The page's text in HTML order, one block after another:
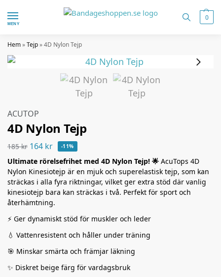
MENY
0
Hem»Tejp»4D Nylon Tejp
ACUTOP
4D Nylon Tejp
185kr 164 kr -11%
Ultimate rörelsefrihet med 4D Nylon Tejp! 🌟 AcuTops 4D
Nylon Kinesiotejp är en mjuk och superelastisk tejp, som kan
sträckas i alla fyra riktningar, vilket ger extra stöd där vanlig
kinesiotejp bara kan sträckas i två. Perfekt för sport och
återhämtning.
⚡ Ger dynamiskt stöd för muskler och leder
💧 Vattenresistent och håller under träning
🎯 Minskar smärta och främjar läkning
✨ Diskret beige färg för vardagsbruk